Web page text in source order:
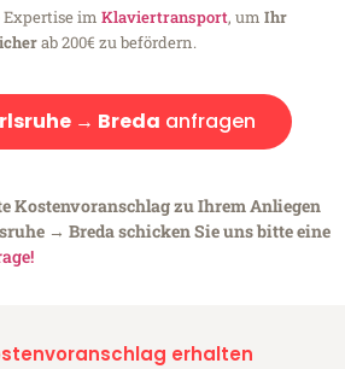
im Klaviertransport, um Ihr
ab 200€ zu befördern.
→ Breda anfragen
Kostenvoranschlag zu Ihrem Anliegen
→ Breda schicken Sie uns bitte eine
erhalten